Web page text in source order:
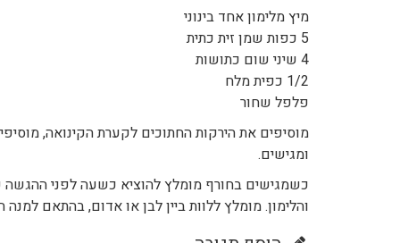
מיץ מלימון אחד בינוני
5 כפות שמן זית כתית
4 שיני שום כתושות
1/2 כפית מלח
פלפל שחור
מוסיפים את הירקות החתוכים לקערת הקינואה,
ומגישים.
כשמגישים בחורף מומלץ להוציא כשעה לפני ההגשה
והלימון. מומלץ ללוות ביין לבן או אדום, בהתאם